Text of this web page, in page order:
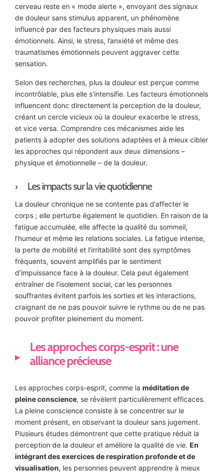
cerveau reste en « mode alerte », envoyant des signaux
de douleur sans stimulus apparent, un phénomène
influencé par des facteurs physiques mais aussi
émotionnels. Ainsi, le stress, l’anxiété et même des
traumatismes émotionnels peuvent aggraver cette
sensation.
Selon des recherches, plus la douleur est perçue comme
incontrôlable, plus elle s’intensifie. Les facteurs émotionnels
influencent donc directement la perception de la douleur,
créant un cercle vicieux où la douleur exacerbe le stress,
et vice versa. Comprendre ces mécanismes aide les
patients à adopter des solutions adaptées et à mieux cibler
les approches qui répondent aux deux dimensions –
physique et émotionnelle – de la douleur.
Les impacts sur la vie quotidienne
La douleur chronique ne se contente pas d’affecter le
corps ; elle perturbe également le quotidien. En raison de la
fatigue accumulée, elle affecte la qualité du sommeil,
l’humeur et même les relations sociales. La fatigue intense,
la perte de mobilité et l’irritabilité sont des symptômes
fréquents, souvent amplifiés par le sentiment
d’impuissance face à la douleur. Cela peut également
entraîner de l’isolement social, car les personnes
souffrantes évitent parfois les sorties et les interactions,
craignant de ne pas pouvoir suivre le rythme ou de ne pas
pouvoir profiter pleinement du moment.
Les approches corps-esprit : une
alliance précieuse
Les approches corps-esprit, comme la méditation de
pleine conscience, se révèlent particulièrement efficaces.
La pleine conscience consiste à se concentrer sur le
moment présent, en observant la douleur sans jugement.
Plusieurs études démontrent que cette pratique réduit la
perception de la douleur et améliore la qualité de vie. En
intégrant des exercices de respiration profonde et de
visualisation, les personnes peuvent apprendre à mieux